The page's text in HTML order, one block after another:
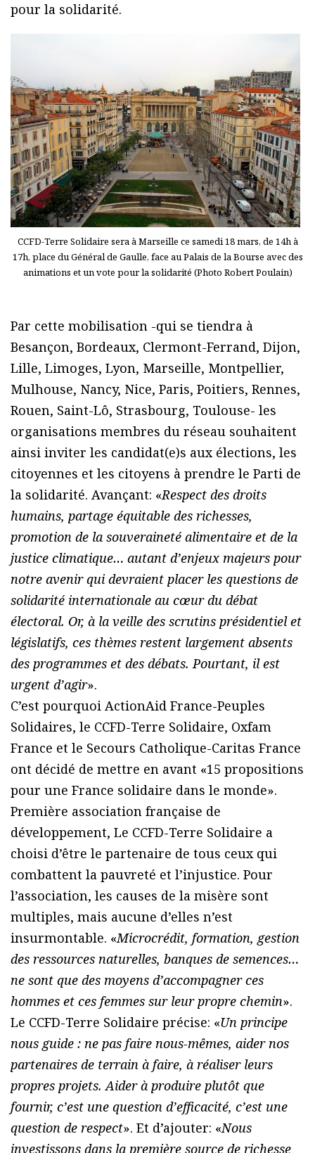
pour la solidarité.
CCFD-Terre Solidaire sera à Marseille ce samedi 18 mars, de 14h à
17h, place du Général de Gaulle, face au Palais de la Bourse avec des
animations et un vote pour la solidarité (Photo Robert Poulain)
Par cette mobilisation -qui se tiendra à
Besançon, Bordeaux, Clermont-Ferrand, Dijon,
Lille, Limoges, Lyon, Marseille, Montpellier,
Mulhouse, Nancy, Nice, Paris, Poitiers, Rennes,
Rouen, Saint-Lô, Strasbourg, Toulouse- les
organisations membres du réseau souhaitent
ainsi inviter les candidat(e)s aux élections, les
citoyennes et les citoyens à prendre le Parti de
la solidarité. Avançant: «Respect des droits
humains, partage équitable des richesses,
promotion de la souveraineté alimentaire et de la
justice climatique… autant d’enjeux majeurs pour
notre avenir qui devraient placer les questions de
solidarité internationale au cœur du débat
électoral. Or, à la veille des scrutins présidentiel et
législatifs, ces thèmes restent largement absents
des programmes et des débats. Pourtant, il est
urgent d’agir».
C’est pourquoi ActionAid France-Peuples
Solidaires, le CCFD-Terre Solidaire, Oxfam
France et le Secours Catholique-Caritas France
ont décidé de mettre en avant «15 propositions
pour une France solidaire dans le monde».
Première association française de
développement, Le CCFD-Terre Solidaire a
choisi d’être le partenaire de tous ceux qui
combattent la pauvreté et l’injustice. Pour
l’association, les causes de la misère sont
multiples, mais aucune d’elles n’est
insurmontable. «Microcrédit, formation, gestion
des ressources naturelles, banques de semences…
ne sont que des moyens d’accompagner ces
hommes et ces femmes sur leur propre chemin».
Le CCFD-Terre Solidaire précise: «Un principe
nous guide : ne pas faire nous-mêmes, aider nos
partenaires de terrain à faire, à réaliser leurs
propres projets. Aider à produire plutôt que
fournir, c’est une question d’efficacité, c’est une
question de respect». Et d’ajouter: «Nous
investissons dans la première source de richesse